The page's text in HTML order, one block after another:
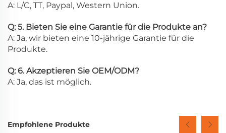
A: L/C, TT, Paypal, Western Union.
Q: 5. Bieten Sie eine Garantie für die Produkte an?
A: Ja, wir bieten eine 10-jährige Garantie für die
Produkte.
Q: 6. Akzeptieren Sie OEM/ODM?
A: Ja, das ist möglich.
Empfohlene Produkte